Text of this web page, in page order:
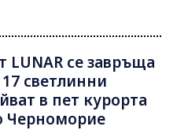
LUNAR се завръща
светлинни
в пет курорта